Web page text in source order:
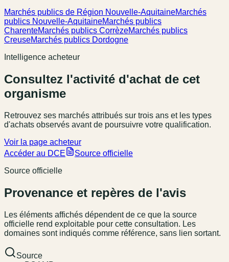
Marchés publics de Région Nouvelle-AquitaineMarchés
publics Nouvelle-AquitaineMarchés publics
CharenteMarchés publics CorrèzeMarchés publics
CreuseMarchés publics Dordogne
Intelligence acheteur
Consultez l'activité d'achat de cet
organisme
Retrouvez ses marchés attribués sur trois ans et les types
d'achats observés avant de poursuivre votre qualification.
Voir la page acheteur
Accéder au DCE
Source officielle
Source officielle
Provenance et repères de l'avis
Les éléments affichés dépendent de ce que la source
officielle rend exploitable pour cette consultation. Les
domaines sont indiqués comme référence, sans lien sortant.
Source